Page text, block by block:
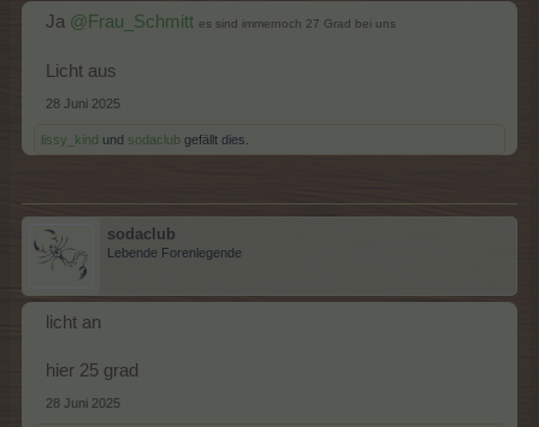
Ja @Frau_Schmitt es sind immernoch 27 Grad bei uns
Licht aus
28 Juni 2025
lissy_kind und sodaclub gefällt dies.
sodaclub
Lebende Forenlegende
licht an
hier 25 grad
28 Juni 2025